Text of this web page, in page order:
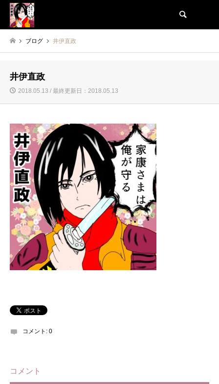
ブログ 井伊直政
井伊直政
2018.05.13 / 最終更新日：2018.05.13
コメント: 0
コメント